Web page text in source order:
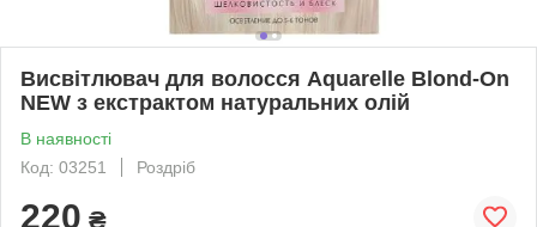
Висвітлювач для волосся Aquarelle Blond-On
NEW з екстрактом натуральних олій
В наявності
Код: 03251
Роздріб
220 ₴